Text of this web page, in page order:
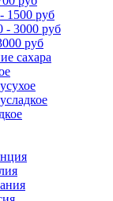
1500 руб
- 3000 руб
руб
сахара